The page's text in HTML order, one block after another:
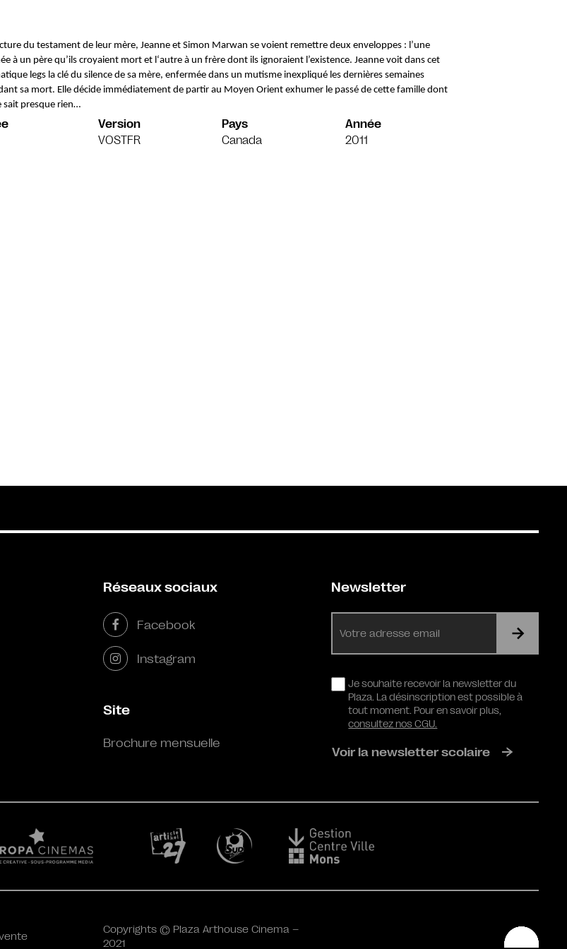
du testament de leur mère, Jeanne et Simon Marwan se voient remettre deux enveloppes : l’une
à un père qu’ils croyaient mort et l‘autre à un frère dont ils ignoraient l’existence. Jeanne voit dans cet
legs la clé du silence de sa mère, enfermée dans un mutisme inexpliqué les dernières semaines
sa mort. Elle décide immédiatement de partir au Moyen Orient exhumer le passé de cette famille dont
sait presque rien…
Version
VOSTFR
Pays
Canada
Année
2011
Réseaux sociaux
Facebook
Instagram
Site
Brochure mensuelle
Newsletter
mail
RGPDJe souhaite recevoir la newsletter du
Plaza. La désinscription est possible à
tout moment. Pour en savoir plus,
consultez nos CGU.
Voir la newsletter scolaire
Copyrights © Plaza Arthouse Cinema –
2021